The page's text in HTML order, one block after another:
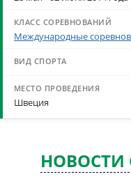
Международные
Швеция
НОВОСТИ